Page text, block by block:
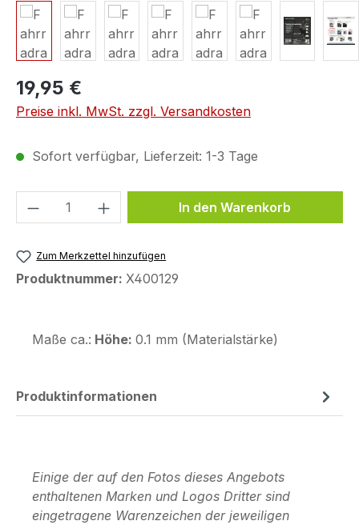
19,95 €
Preise inkl. MwSt. zzgl. Versandkosten
Sofort verfügbar, Lieferzeit: 1-3 Tage
Produkt Anzahl: Gib denIn den Warenkorb
Zum Merkzettel hinzufügen
Produktnummer: X400129
Maße ca.: Höhe: 0.1 mm (Materialstärke)
Produktinformationen
Einige der auf den Fotos dieses Angebots
enthaltenen Marken und Logos Dritter sind
eingetragene Warenzeichen der jeweiligen